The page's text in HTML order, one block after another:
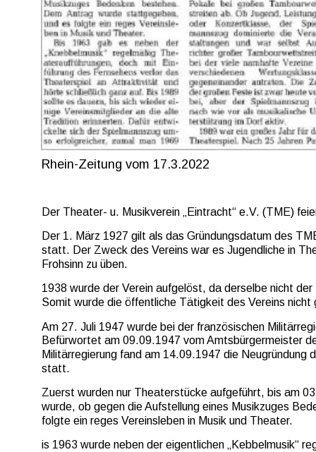
Rhein-Zeitung vom 17.3.2022
Der Theater- u. Musikverein „Eintracht“ e.V. (TME)
Der 1. März 1927 gilt als das Gründungsdatum des
statt. Der Zweck des Vereins war es Jugendliche in
Frohsinn zu üben.
1938 wurde der Verein aufgelöst, da derselbe nicht
Somit wurde die öffentliche Tätigkeit des Vereins nicht
Am 27. Juli 1947 wurde bei der französischen
Befürwortet am 09.09.1947 vom Amtsbürgermeister
Militärregierung fand am 14.09.1947 die
statt.
Zuerst wurden nur Theaterstücke aufgeführt, bis am
wurde, ob gegen die Aufstellung eines Musikzuges
folgte ein reges Vereinsleben in Musik und Theater.
is 1963 wurde neben der eigentlichen „Kebbelmusik“